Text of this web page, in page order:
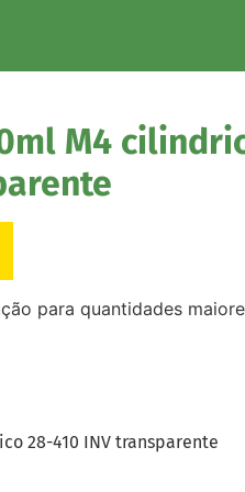
M4
para quantidades
28-410 INV transparente